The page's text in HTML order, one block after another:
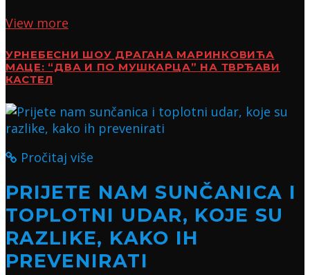
View more
УРНЕБЕСНИ ШОУ ДРАГАНА МАРИНКОВИЋА
МАЦЕ: “ДВА И ПО МУШКАРЦА” НА ТВРЂАВИ
КАСТЕЛ
Pročitaj više
PRIJETE NAM SUNČANICA I
TOPLOTNI UDAR, KOJE SU
RAZLIKE, KAKO IH
PREVENIRATI